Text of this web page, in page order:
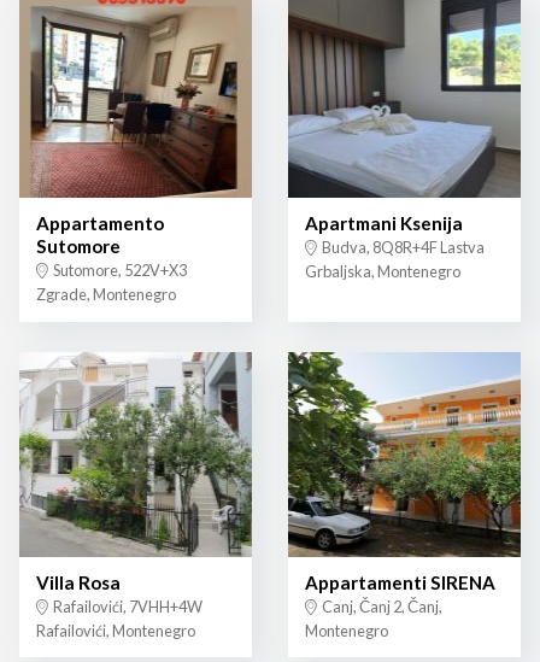
Appartamento
Sutomore
Sutomore, 522V+X3
Zgrade, Montenegro
Apartmani Ksenija
Budva, 8Q8R+4F Lastva
Grbaljska, Montenegro
Villa Rosa
Rafailovići, 7VHH+4W
Rafailovići, Montenegro
Appartamenti SIRENA
Canj, Čanj 2, Čanj,
Montenegro